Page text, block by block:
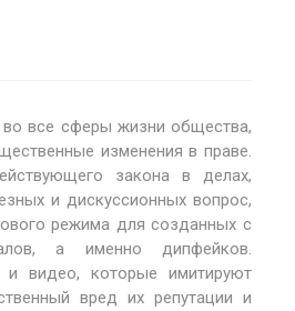
во все сферы жизни общества,
изменения в праве.
закона в делах,
и дискуссионных вопрос,
режима для созданных с
а именно дипфейков.
и видео, которые имитируют
вред их репутации и